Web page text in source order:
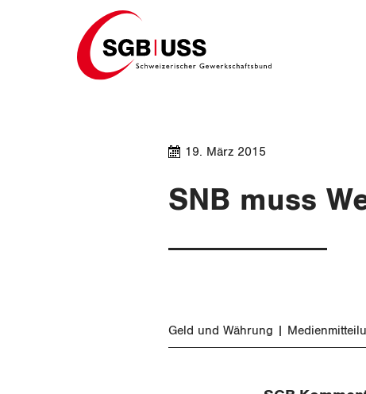
Home
19. März 2015
SNB muss
Geld und Währung